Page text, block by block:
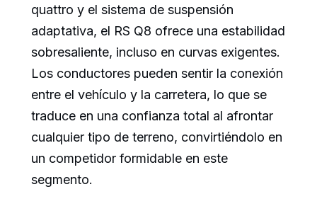
quattro y el sistema de suspensión
adaptativa, el RS Q8 ofrece una estabilidad
sobresaliente, incluso en curvas exigentes.
Los conductores pueden sentir la conexión
entre el vehículo y la carretera, lo que se
traduce en una confianza total al afrontar
cualquier tipo de terreno, convirtiéndolo en
un competidor formidable en este
segmento.